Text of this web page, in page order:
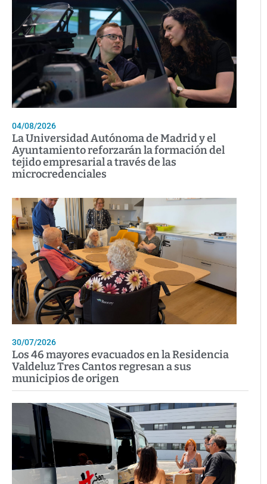
04/08/2026
La Universidad Autónoma de Madrid y el
Ayuntamiento reforzarán la formación del
tejido empresarial a través de las
microcredenciales
30/07/2026
Los 46 mayores evacuados en la Residencia
Valdeluz Tres Cantos regresan a sus
municipios de origen